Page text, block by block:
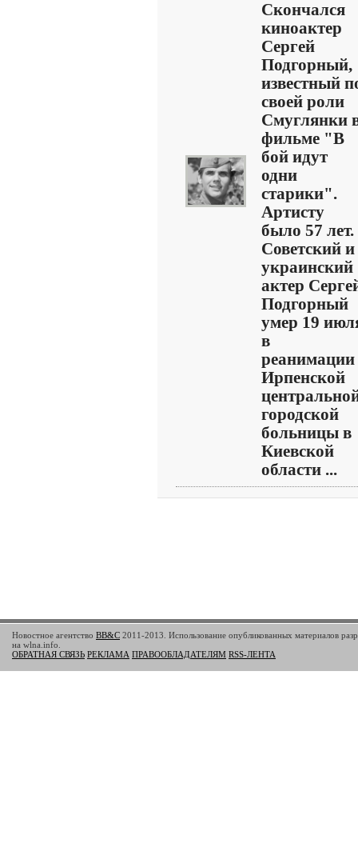
Скончался
киноактер
Сергей
Подгорный,
известный
своей роли
Смуглянки
фильме "В
бой идут
одни
старики".
Артисту
было 57 лет.
Советский и
украинский
актер
Подгорный
умер 19
в
реанимации
Ирпенской
городской
больницы в
Киевской
области ...
Новостное агентство BB&C 2011-2013. Использование опубликованных материалов
на wlna.info.
ОБРАТНАЯ СВЯЗЬ РЕКЛАМА ПРАВООБЛАДАТЕЛЯМ RSS-ЛЕНТА